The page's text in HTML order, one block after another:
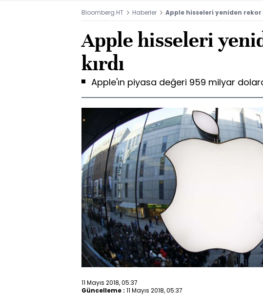
Bloomberg HT Haberler Apple hisseleri yeniden rekor
Apple hisseleri
kırdı
Apple'ın piyasa değeri 959 milyar
11 Mayıs 2018, 05:37
Güncelleme : 11 Mayıs 2018, 05:37